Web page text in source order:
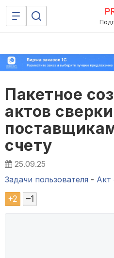
Пакетное
актов
счету
25.09.25
Задачи пользователя - Акт
+2 –1